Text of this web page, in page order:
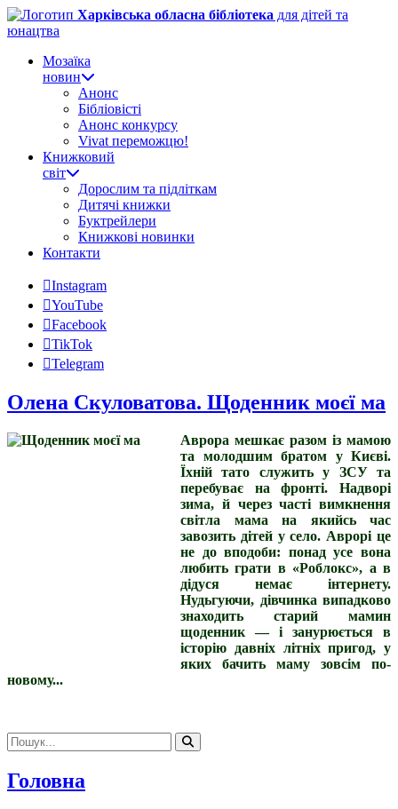
Харківська обласна бібліотека для дітей та
юнацтва
Мозаїка
новин
Анонс
Бібліовісті
Анонс конкурсу
Vivat переможцю!
Книжковий
світ
Дорослим та підліткам
Дитячі книжки
Буктрейлери
Книжкові новинки
Контакти
Instagram
YouTube
Facebook
TikTok
Telegram
Олена Скуловатова. Щоденник моєї ма
Аврора мешкає разом із мамою
та молодшим братом у Києві.
Їхній тато служить у ЗСУ та
перебуває на фронті. Надворі
зима, й через часті вимкнення
світла мама на якийсь час
завозить дітей у село. Аврорі це
не до вподоби: понад усе вона
любить грати в «Роблокс», а в
дідуся немає інтернету.
Нудьгуючи, дівчинка випадково
знаходить старий мамин
щоденник — і занурюється в
історію давніх літніх пригод, у
яких бачить маму зовсім по-
новому...
Головна